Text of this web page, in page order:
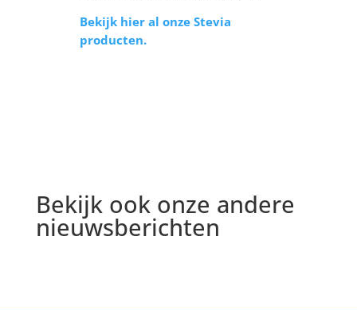
Bekijk hier al onze Stevia
producten.
Bekijk ook onze andere
nieuwsberichten